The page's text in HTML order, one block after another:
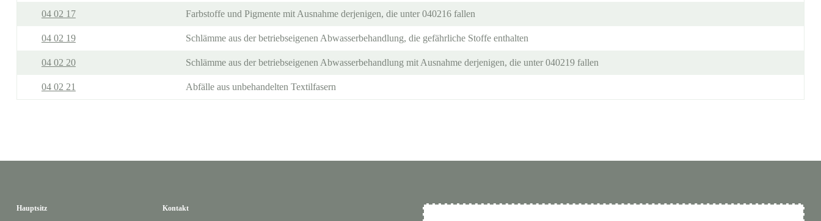
04 02 17 Farbstoffe und Pigmente mit Ausnahme derjenigen, die unter 040216 fallen
04 02 19 Schlämme aus der betriebseigenen Abwasserbehandlung, die gefährliche Stoffe enthalten
04 02 20 Schlämme aus der betriebseigenen Abwasserbehandlung mit Ausnahme derjenigen, die unter 040219 fallen
04 02 21 Abfälle aus unbehandelten Textilfasern
Hauptsitz Kontakt